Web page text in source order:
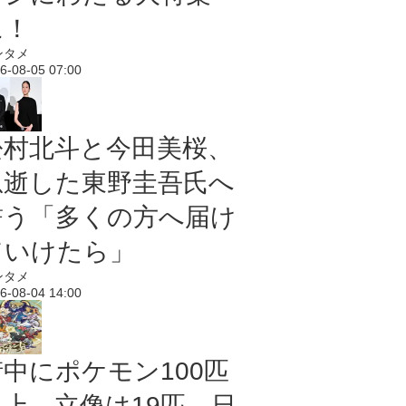
タメ
08-05 07:00
北斗と今田美桜、
した東野圭吾氏へ
「多くの方へ届け
けたら」
タメ
08-04 14:00
にポケモン100匹